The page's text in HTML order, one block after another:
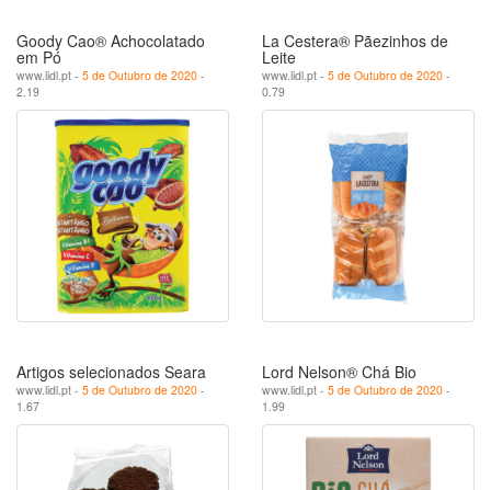
Goody Cao® Achocolatado
em Pó
www.lidl.pt - 5 de Outubro de 2020 -
2.19
La Cestera® Pãezinhos de
Leite
www.lidl.pt - 5 de Outubro de 2020 -
0.79
Artigos selecionados Seara
www.lidl.pt - 5 de Outubro de 2020 -
1.67
Lord Nelson® Chá Bio
www.lidl.pt - 5 de Outubro de 2020 -
1.99